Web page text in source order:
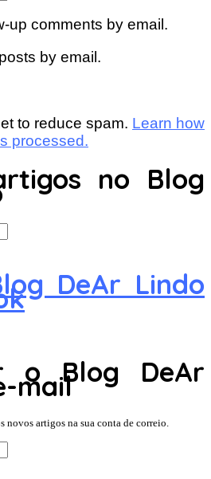
up comments by email.
by email.
to reduce spam. Learn how
processed.
no Blog
DeAr Lindo
o Blog DeAr
mail
novos artigos na sua conta de correio.